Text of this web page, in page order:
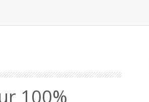
100%